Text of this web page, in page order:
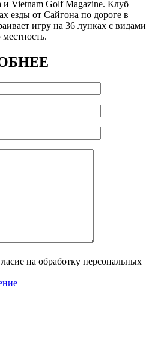
Vietnam Golf Magazine. Клуб
езды от Сайгона по дороге в
игру на 36 лунках с видами
на обработку персональных